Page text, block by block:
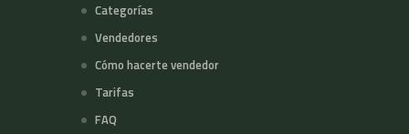
Categorías
Vendedores
Cómo hacerte vendedor
Tarifas
FAQ